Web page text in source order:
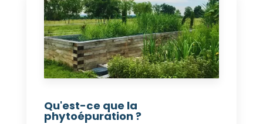
Qu'est-ce que la
phytoépuration ?